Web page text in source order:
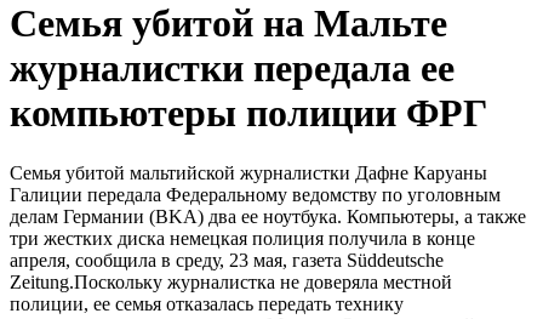
Семья убитой на Мальте
журналистки передала ее
компьютеры полиции ФРГ
Семья убитой мальтийской журналистки Дафне Каруаны
Галиции передала Федеральному ведомству по уголовным
делам Германии (BKA) два ее ноутбука. Компьютеры, а также
три жестких диска немецкая полиция получила в конце
апреля, сообщила в среду, 23 мая, газета Süddeutsche
Zeitung.Поскольку журналистка не доверяла местной
полиции, ее семья отказалась передать технику